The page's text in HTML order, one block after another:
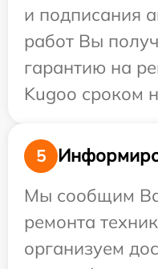
и подписания
работ Вы
гарантию на
Kugoo сроком
5
Мы сообщим
ремонта
организуем